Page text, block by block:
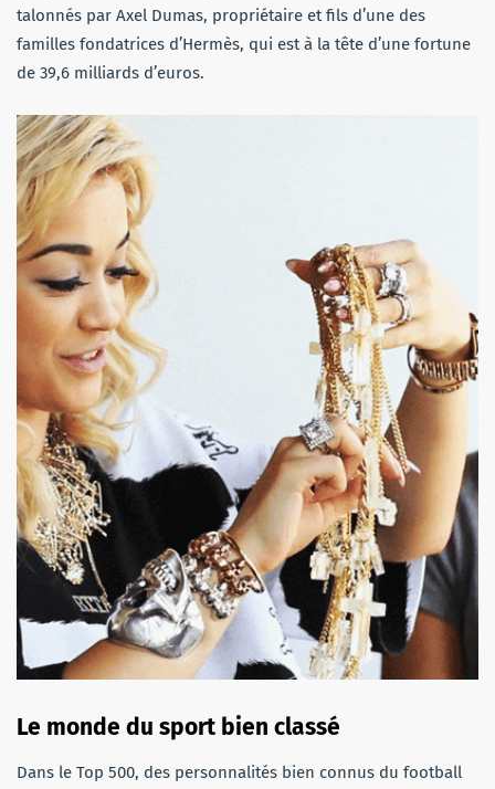
talonnés par Axel Dumas, propriétaire et fils d’une des
familles fondatrices d’Hermès, qui est à la tête d’une fortune
de 39,6 milliards d’euros.
Le monde du sport bien classé
Dans le Top 500, des personnalités bien connus du football